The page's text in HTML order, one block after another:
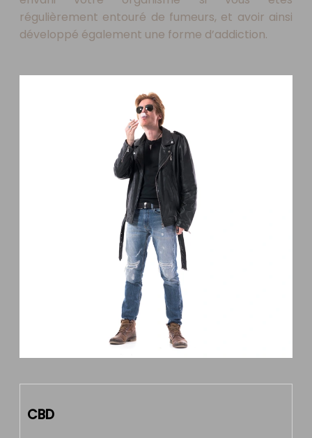
régulièrement entouré de fumeurs, et avoir ainsi
développé également une forme d’addiction.
CBD